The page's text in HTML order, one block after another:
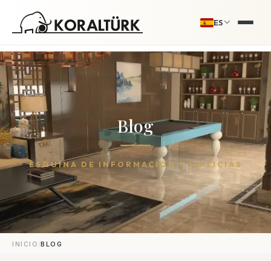
ES
Blog
ESQUINA DE INFORMACIÓN Y NOTICIAS
INICIO /BLOG